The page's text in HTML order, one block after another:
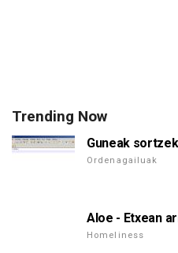
Trending Now
Guneak
Ordenagailuak
Aloe - Etxean
Homeliness